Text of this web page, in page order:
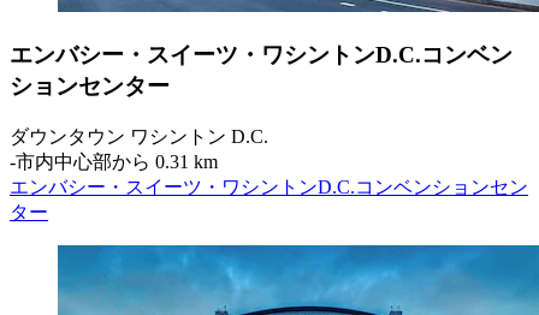
エンバシー・スイーツ・ワシントンD.C.コンベン
ションセンター
ダウンタウン ワシントン D.C.
‐市内中心部から 0.31 km
エンバシー・スイーツ・ワシントンD.C.コンベンションセン
ター